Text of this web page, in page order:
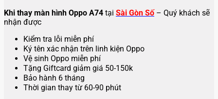
Khi thay màn hình Oppo A74 tại Sài Gòn Số– Quý khách sẽ
nhận được
Kiểm tra lỗi miễn phí
Ký tên xác nhận trên linh kiện Oppo
Vệ sinh Oppo miễn phí
Tặng Giftcard giảm giá 50-150k
Bảo hành 6 tháng
Thời gian thay từ 60-90 phút